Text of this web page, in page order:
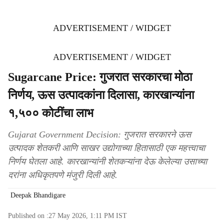
ADVERTISEMENT / WIDGET
ADVERTISEMENT / WIDGET
Sugarcane Price: गुजरात सरकारचा मोठा
निर्णय, ऊस उत्पादकांना दिलासा, कारखान्यांना
१,५०० कोटींचा लाभ
Gujarat Government Decision: गुजरात सरकारने ऊस
उत्पादक शेतकरी आणि साखर उद्योगाच्या हितासाठी एक महत्त्वाचा
निर्णय घेतला आहे. कारखान्यांनी शेतकऱ्यांना देऊ केलेल्या उसाच्या
दरांना अधिकृतपणे मंजुरी दिली आहे.
Deepak Bhandigare
Published on :27 May 2026, 1:11 PM IST